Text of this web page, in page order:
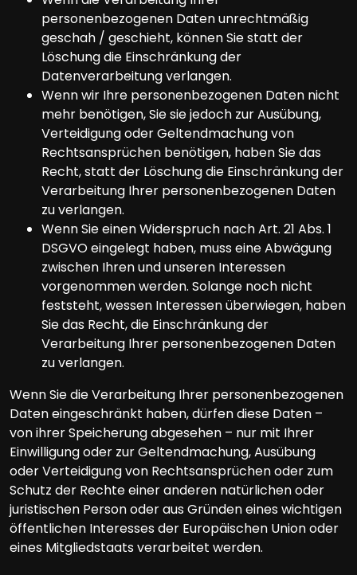
personenbezogenen Daten unrechtmäßig
geschah / geschieht, können Sie statt der
Löschung die Einschränkung der
Datenverarbeitung verlangen.
Wenn wir Ihre personenbezogenen Daten nicht
mehr benötigen, Sie sie jedoch zur Ausübung,
Verteidigung oder Geltendmachung von
Rechtsansprüchen benötigen, haben Sie das
Recht, statt der Löschung die Einschränkung der
Verarbeitung Ihrer personenbezogenen Daten
zu verlangen.
Wenn Sie einen Widerspruch nach Art. 21 Abs. 1
DSGVO eingelegt haben, muss eine Abwägung
zwischen Ihren und unseren Interessen
vorgenommen werden. Solange noch nicht
feststeht, wessen Interessen überwiegen, haben
Sie das Recht, die Einschränkung der
Verarbeitung Ihrer personenbezogenen Daten
zu verlangen.
Wenn Sie die Verarbeitung Ihrer personenbezogenen
Daten eingeschränkt haben, dürfen diese Daten –
von ihrer Speicherung abgesehen – nur mit Ihrer
Einwilligung oder zur Geltendmachung, Ausübung
oder Verteidigung von Rechtsansprüchen oder zum
Schutz der Rechte einer anderen natürlichen oder
juristischen Person oder aus Gründen eines wichtigen
öffentlichen Interesses der Europäischen Union oder
eines Mitgliedstaats verarbeitet werden.